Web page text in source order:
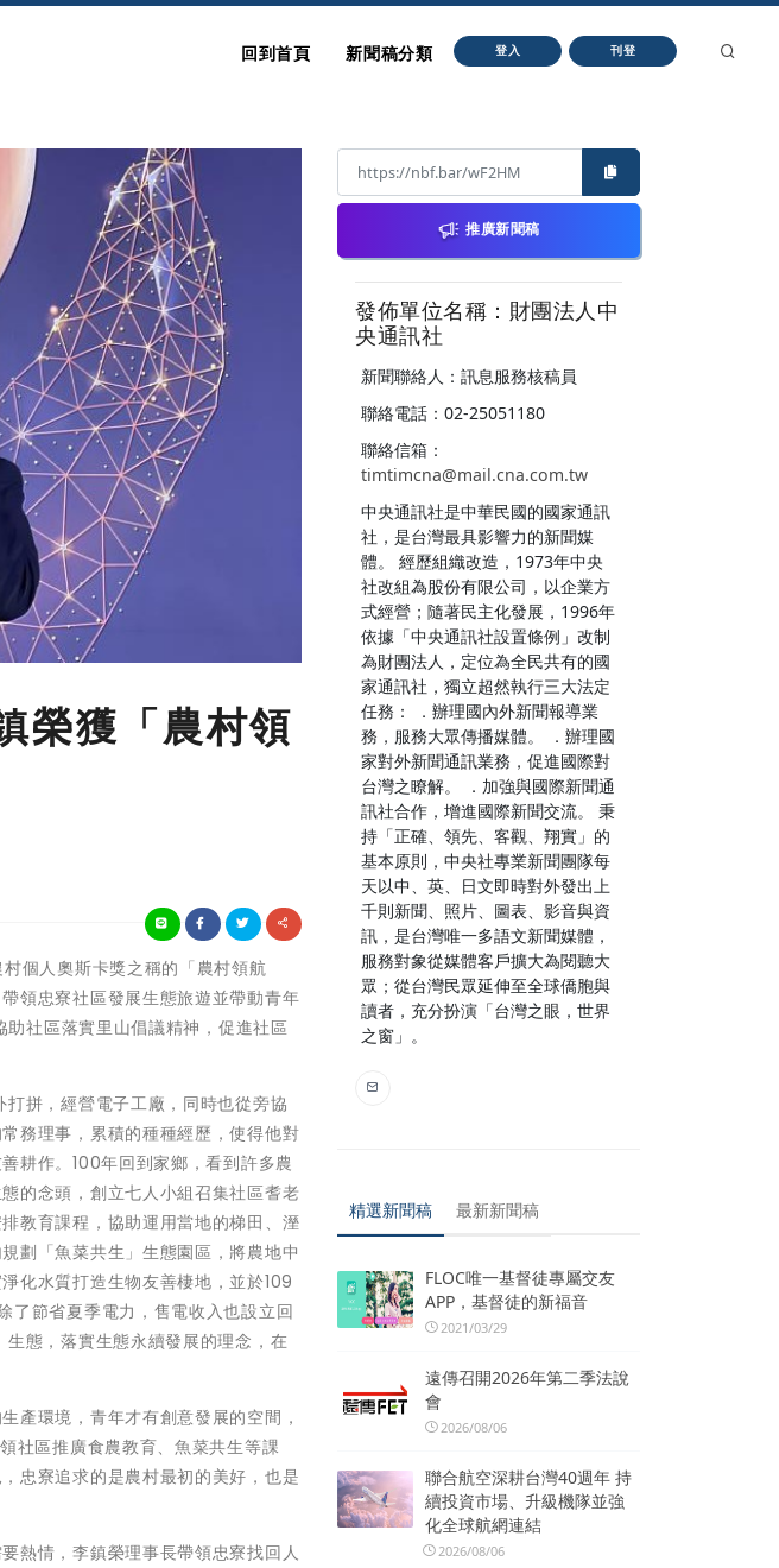
回到首頁 新聞稿分類 登入 刊登
榮獲「農村領
個人奧斯卡獎之稱的「農村領航
領忠寮社區發展生態旅遊並帶動青年
社區落實里山倡議精神，促進社區
拼，經營電子工廠，同時也從旁協
務理事，累積的種種經歷，使得他對
耕作。100年回到家鄉，看到許多農
的念頭，創立七人小組召集社區耆老
教育課程，協助運用當地的梯田、溼
劃「魚菜共生」生態園區，將農地中
化水質打造生物友善棲地，並於109
了節省夏季電力，售電收入也設立回
態，落實生態永續發展的理念，在
產環境，青年才有創意發展的空間，
社區推廣食農教育、魚菜共生等課
忠寮追求的是農村最初的美好，也是
熱情，李鎮榮理事長帶領忠寮找回人
推廣新聞稿
發佈單位名稱：財團法人中
央通訊社
新聞聯絡人：訊息服務核稿員
聯絡電話：02-25051180
聯絡信箱：
timtimcna@mail.cna.com.tw
中央通訊社是中華民國的國家通訊
社，是台灣最具影響力的新聞媒
體。 經歷組織改造，1973年中央
社改組為股份有限公司，以企業方
式經營；隨著民主化發展，1996年
依據「中央通訊社設置條例」改制
為財團法人，定位為全民共有的國
家通訊社，獨立超然執行三大法定
任務： ．辦理國內外新聞報導業
務，服務大眾傳播媒體。 ．辦理國
家對外新聞通訊業務，促進國際對
台灣之瞭解。 ．加強與國際新聞通
訊社合作，增進國際新聞交流。 秉
持「正確、領先、客觀、翔實」的
基本原則，中央社專業新聞團隊每
天以中、英、日文即時對外發出上
千則新聞、照片、圖表、影音與資
訊，是台灣唯一多語文新聞媒體，
服務對象從媒體客戶擴大為閱聽大
眾；從台灣民眾延伸至全球僑胞與
讀者，充分扮演「台灣之眼，世界
之窗」。
精選新聞稿 最新新聞稿
FLOC唯一基督徒專屬交友
APP，基督徒的新福音
2021/03/29
遠傳召開2026年第二季法說
會
2026/08/06
聯合航空深耕台灣40週年 持
續投資市場、升級機隊並強
化全球航網連結
2026/08/06